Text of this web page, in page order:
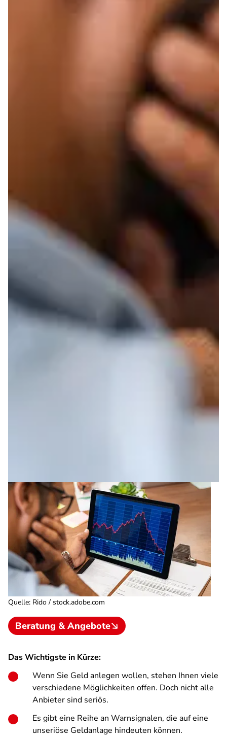
Quelle: Rido / stock.adobe.com
Beratung & Angebote
Das Wichtigste in Kürze:
Wenn Sie Geld anlegen wollen, stehen Ihnen viele
verschiedene Möglichkeiten offen. Doch nicht alle
Anbieter sind seriös.
Es gibt eine Reihe an Warnsignalen, die auf eine
unseriöse Geldanlage hindeuten können.